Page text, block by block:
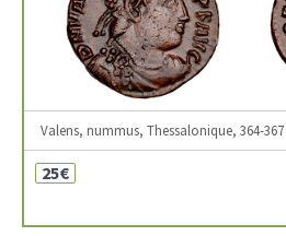
Valens, nummus, Thessalonique, 364-367
25€